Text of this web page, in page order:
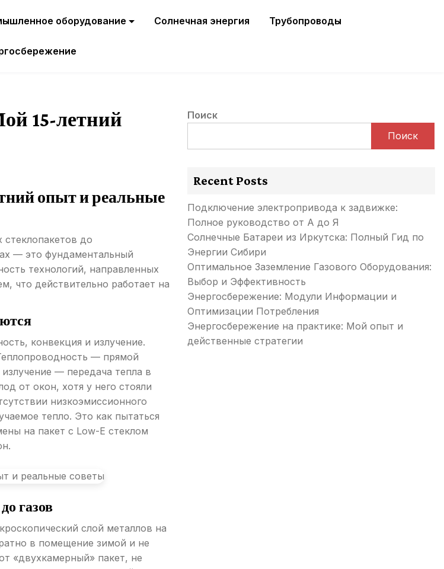
оборудование Солнечная энергия Трубопроводы
15-летний
опыт и реальные
до
— это фундаментальный
технологий, направленных
что действительно работает на
конвекция и излучение.
— прямой
— передача тепла в
от окон, хотя у него стояли
низкоэмиссионного
тепло. Это как пытаться
на пакет с Low-E стеклом
газов
слой металлов на
в помещение зимой и не
«двухкамерный» пакет, не
Поиск
Поиск
Recent Posts
Подключение электропривода к задвижке:
Полное руководство от А до Я
Солнечные Батареи из Иркутска: Полный Гид по
Энергии Сибири
Оптимальное Заземление Газового Оборудования:
Выбор и Эффективность
Энергосбережение: Модули Информации и
Оптимизации Потребления
Энергосбережение на практике: Мой опыт и
действенные стратегии